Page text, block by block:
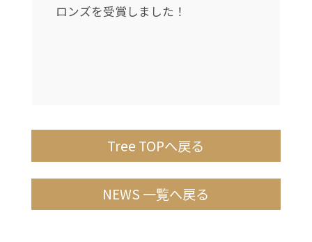
ロンズを受賞しました！
Tree TOPへ戻る
NEWS 一覧へ戻る